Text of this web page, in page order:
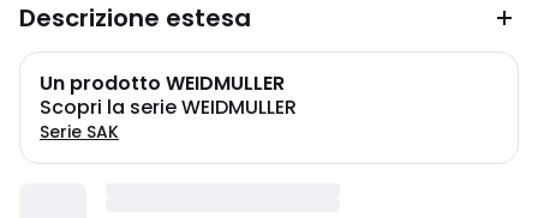
Descrizione estesa
Un prodotto WEIDMULLER
Scopri la serie WEIDMULLER
Serie SAK